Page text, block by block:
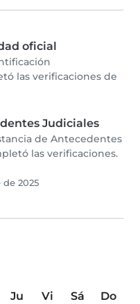
oficial
las verificaciones de
Judiciales
de Antecedentes
las verificaciones.
2025
Ju Vi Sá
Do